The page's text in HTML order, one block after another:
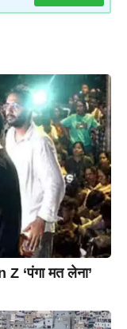
Z ‘पंगा मत लेना’